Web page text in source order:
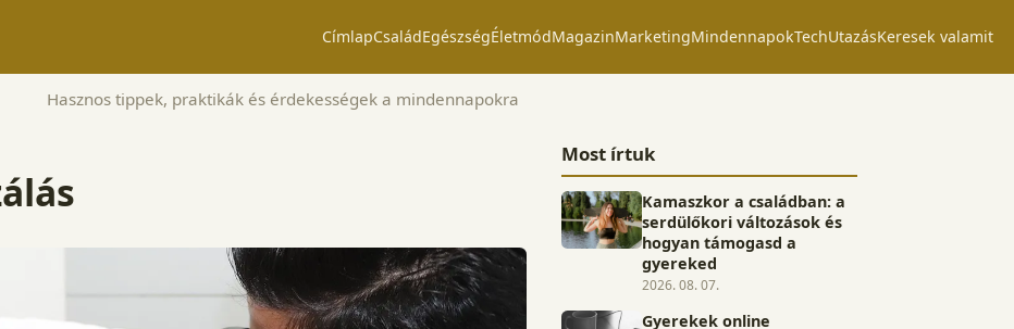
CímlapCsaládEgészségÉletmódMagazinMarketingMindennapokTechUtazásKeresek valamit
Hasznos tippek, praktikák és érdekességek a mindennapokra
Most írtuk
Kamaszkor a családban: a
serdülőkori változások és
hogyan támogasd a
gyereked
2026. 08. 07.
Gyerekek online